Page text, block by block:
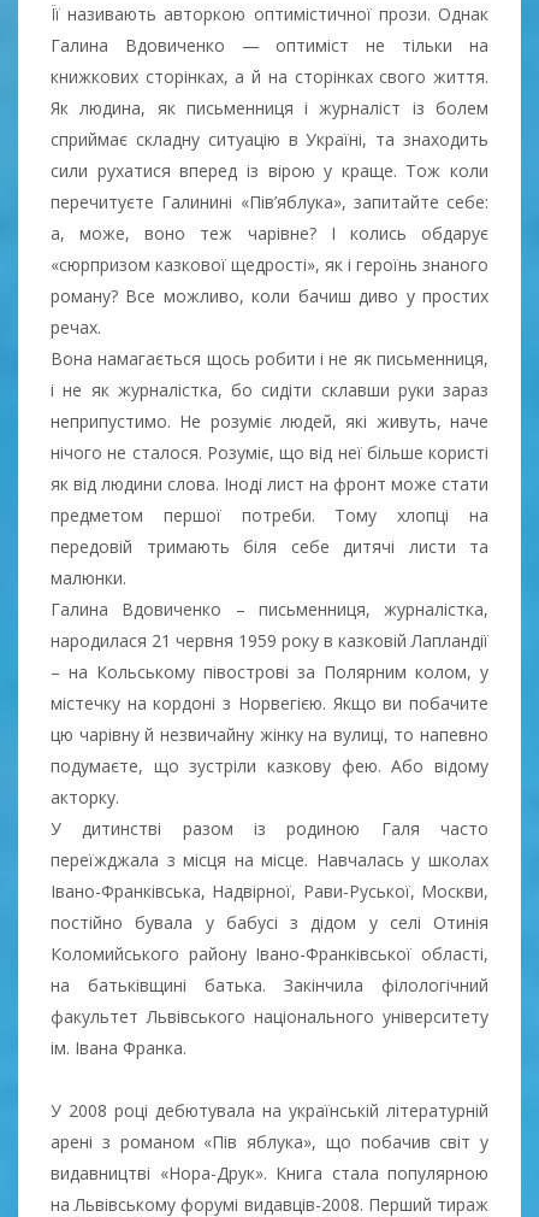
Її називають авторкою оптимістичної прози. Однак
Галина Вдовиченко — оптиміст не тільки на
книжкових сторінках, а й на сторінках свого життя.
Як людина, як письменниця і журналіст із болем
сприймає складну ситуацію в Україні, та знаходить
сили рухатися вперед із вірою у краще. Тож коли
перечитуєте Галинині «Пів’яблука», запитайте себе:
а, може, воно теж чарівне? І колись обдарує
«сюрпризом казкової щедрості», як і героїнь знаного
роману? Все можливо, коли бачиш диво у простих
речах.
Вона намагається щось робити і не як письменниця,
і не як журналістка, бо сидіти склавши руки зараз
неприпустимо. Не розуміє людей, які живуть, наче
нічого не сталося. Розуміє, що від неї більше користі
як від людини слова. Іноді лист на фронт може стати
предметом першої потреби. Тому хлопці на
передовій тримають біля себе дитячі листи та
малюнки.
Галина Вдовиченко – письменниця, журналістка,
народилася 21 червня 1959 року в казковій Лапландії
– на Кольському півострові за Полярним колом, у
містечку на кордоні з Норвегією. Якщо ви побачите
цю чарівну й незвичайну жінку на вулиці, то напевно
подумаєте, що зустріли казкову фею. Або відому
акторку.
У дитинстві разом із родиною Галя часто
переїжджала з місця на місце. Навчалась у школах
Івано-Франківська, Надвірної, Рави-Руської, Москви,
постійно бувала у бабусі з дідом у селі Отинія
Коломийського району Івано-Франківської області,
на батьківщині батька. Закінчила філологічний
факультет Львівського національного університету
ім. Івана Франка.
У 2008 році дебютувала на українській літературній
арені з романом «Пів яблука», що побачив світ у
видавництві «Нора-Друк». Книга стала популярною
на Львівському форумі видавців-2008. Перший тираж